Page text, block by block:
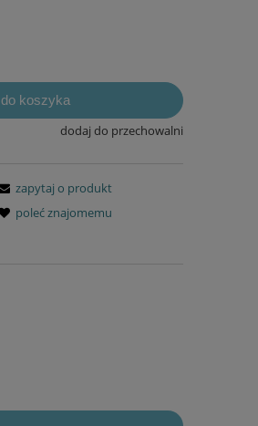
do koszyka
dodaj do przechowalni
zapytaj o produkt
poleć znajomemu